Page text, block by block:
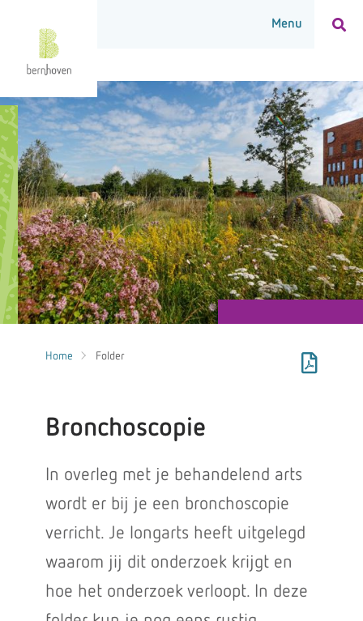
Home Folder
Bronchoscopie
In overleg met je behandelend arts
wordt er bij je een bronchoscopie
verricht. Je longarts heeft uitgelegd
waarom jij dit onderzoek krijgt en
hoe het onderzoek verloopt. In deze